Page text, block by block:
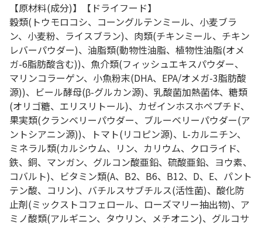
【原材料(成分)】【ドライフード】
穀類(トウモロコシ、コーングルテンミール、小麦ブラ
ン、小麦粉、ライスブラン)、肉類(チキンミール、チキン
レバーパウダー)、油脂類(動物性油脂、植物性油脂(オメ
ガ-6脂肪酸含む))、魚介類(フィッシュエキスパウダー、
マリンコラーゲン、小魚粉末(DHA、EPA/オメガ-3脂肪酸
源))、ビール酵母(β-グルカン源)、乳酸菌加熱菌体、糖類
(オリゴ糖、エリスリトール)、カゼインホスホペプチド、
果実類(クランベリーパウダー、ブルーベリーパウダー(ア
ントシアニン源))、トマト(リコピン源)、L-カルニチン、
ミネラル類(カルシウム、リン、カリウム、クロライド、
鉄、銅、マンガン、グルコン酸亜鉛、硫酸亜鉛、ヨウ素、
コバルト)、ビタミン類(A、B2、B6、B12、D、E、パント
テン酸、コリン)、バチルスサブチルス(活性菌)、酸化防
止剤(ミックストコフェロール、ローズマリー抽出物)、ア
ミノ酸類(アルギニン、タウリン、メチオニン)、グルコサ